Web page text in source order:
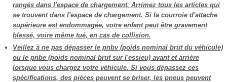
rangés dans l'espace de chargement. Arrimez tous les articles qui
se trouvent dans l'espace de chargement. Si la courroie d'attache
supérieure est endommagée, votre enfant peut être gravement
blessé, voire même tué, en cas de collision.
Veillez à ne pas dépasser le pnbv (poids nominal brut du véhicule)
ou le pnbe (poids nominal brut sur l'essieu) avant et arrière
lorsque vous chargez votre véhicule. Si vous dépassez ces
spécifications, des pièces peuvent se briser, les pneus peuvent